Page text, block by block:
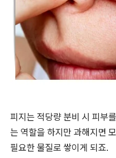
피지는 적당량 분비 시 피부
는 역할을 하지만 과해지면
필요한 물질로 쌓이게 되죠.